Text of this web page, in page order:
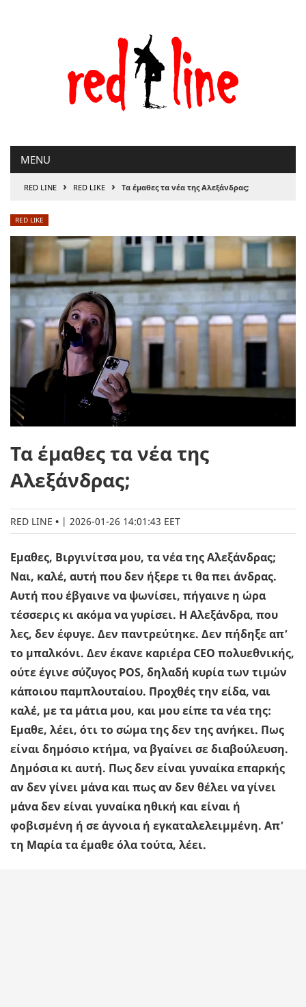
MENU
RED LINE › RED LIKE › Τα έμαθες τα νέα της Αλεξάνδρας;
RED LIKE
Τα έμαθες τα νέα της
Αλεξάνδρας;
RED LINE | 2026-01-26 14:01:43 EET
Εμαθες, Βιργινίτσα μου, τα νέα της Αλεξάνδρας;
Ναι, καλέ, αυτή που δεν ήξερε τι θα πει άνδρας.
Αυτή που έβγαινε να ψωνίσει, πήγαινε η ώρα
τέσσερις κι ακόμα να γυρίσει. Η Αλεξάνδρα, που
λες, δεν έφυγε. Δεν παντρεύτηκε. Δεν πήδηξε απ’
το μπαλκόνι. Δεν έκανε καριέρα CEO πολυεθνικής,
ούτε έγινε σύζυγος POS, δηλαδή κυρία των τιμών
κάποιου παμπλουταίου. Προχθές την είδα, ναι
καλέ, με τα μάτια μου, και μου είπε τα νέα της:
Εμαθε, λέει, ότι το σώμα της δεν της ανήκει. Πως
είναι δημόσιο κτήμα, να βγαίνει σε διαβούλευση.
Δημόσια κι αυτή. Πως δεν είναι γυναίκα επαρκής
αν δεν γίνει μάνα και πως αν δεν θέλει να γίνει
μάνα δεν είναι γυναίκα ηθική και είναι ή
φοβισμένη ή σε άγνοια ή εγκαταλελειμμένη. Απ’
τη Μαρία τα έμαθε όλα τούτα, λέει.